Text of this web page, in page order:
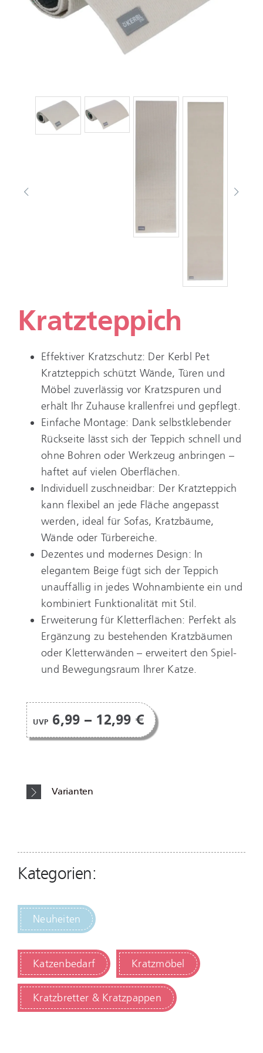
Kratzteppich
Effektiver Kratzschutz: Der Kerbl Pet
Kratzteppich schützt Wände, Türen und
Möbel zuverlässig vor Kratzspuren und
erhält Ihr Zuhause krallenfrei und gepflegt.
Einfache Montage: Dank selbstklebender
Rückseite lässt sich der Teppich schnell und
ohne Bohren oder Werkzeug anbringen –
haftet auf vielen Oberflächen.
Individuell zuschneidbar: Der Kratzteppich
kann flexibel an jede Fläche angepasst
werden, ideal für Sofas, Kratzbäume,
Wände oder Türbereiche.
Dezentes und modernes Design: In
elegantem Beige fügt sich der Teppich
unauffällig in jedes Wohnambiente ein und
kombiniert Funktionalität mit Stil.
Erweiterung für Kletterflächen: Perfekt als
Ergänzung zu bestehenden Kratzbäumen
oder Kletterwänden – erweitert den Spiel-
und Bewegungsraum Ihrer Katze.
UVP 6,99 – 12,99 €
Varianten
Kategorien:
Neuheiten
Katzenbedarf Kratzmöbel
Kratzbretter & Kratzpappen